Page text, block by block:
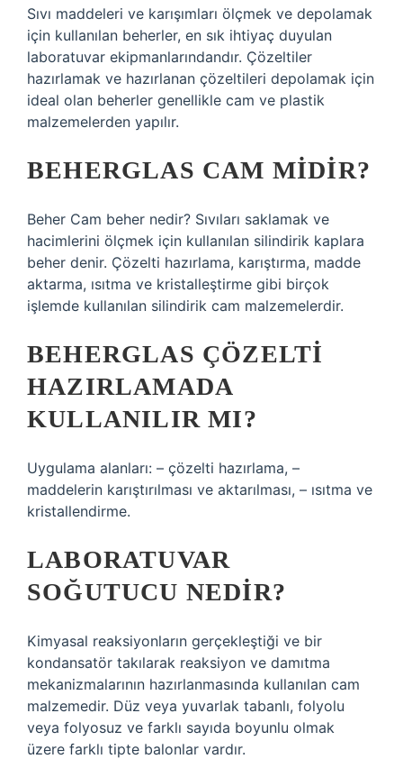
Sıvı maddeleri ve karışımları ölçmek ve depolamak
için kullanılan beherler, en sık ihtiyaç duyulan
laboratuvar ekipmanlarındandır. Çözeltiler
hazırlamak ve hazırlanan çözeltileri depolamak için
ideal olan beherler genellikle cam ve plastik
malzemelerden yapılır.
BEHERGLAS CAM MIDIR?
Beher Cam beher nedir? Sıvıları saklamak ve
hacimlerini ölçmek için kullanılan silindirik kaplara
beher denir. Çözelti hazırlama, karıştırma, madde
aktarma, ısıtma ve kristalleştirme gibi birçok
işlemde kullanılan silindirik cam malzemelerdir.
BEHERGLAS ÇÖZELTI
HAZIRLAMADA
KULLANILIR MI?
Uygulama alanları: – çözelti hazırlama, –
maddelerin karıştırılması ve aktarılması, – ısıtma ve
kristallendirme.
LABORATUVAR
SOĞUTUCU NEDIR?
Kimyasal reaksiyonların gerçekleştiği ve bir
kondansatör takılarak reaksiyon ve damıtma
mekanizmalarının hazırlanmasında kullanılan cam
malzemedir. Düz veya yuvarlak tabanlı, folyolu
veya folyosuz ve farklı sayıda boyunlu olmak
üzere farklı tipte balonlar vardır.